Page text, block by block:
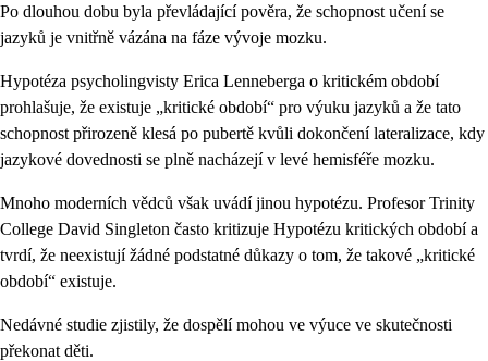
Po dlouhou dobu byla převládající pověra, že schopnost učení se
jazyků je vnitřně vázána na fáze vývoje mozku.
Hypotéza psycholingvisty Erica Lenneberga o kritickém období
prohlašuje, že existuje „kritické období“ pro výuku jazyků a že tato
schopnost přirozeně klesá po pubertě kvůli dokončení lateralizace, kdy
jazykové dovednosti se plně nacházejí v levé hemisféře mozku.
Mnoho moderních vědců však uvádí jinou hypotézu. Profesor Trinity
College David Singleton často kritizuje Hypotézu kritických období a
tvrdí, že neexistují žádné podstatné důkazy o tom, že takové „kritické
období“ existuje.
Nedávné studie zjistily, že dospělí mohou ve výuce ve skutečnosti
překonat děti.